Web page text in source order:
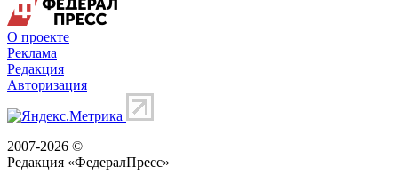
О проекте
Реклама
Редакция
Авторизация
2007-2026 ©
Редакция «ФедералПресс»